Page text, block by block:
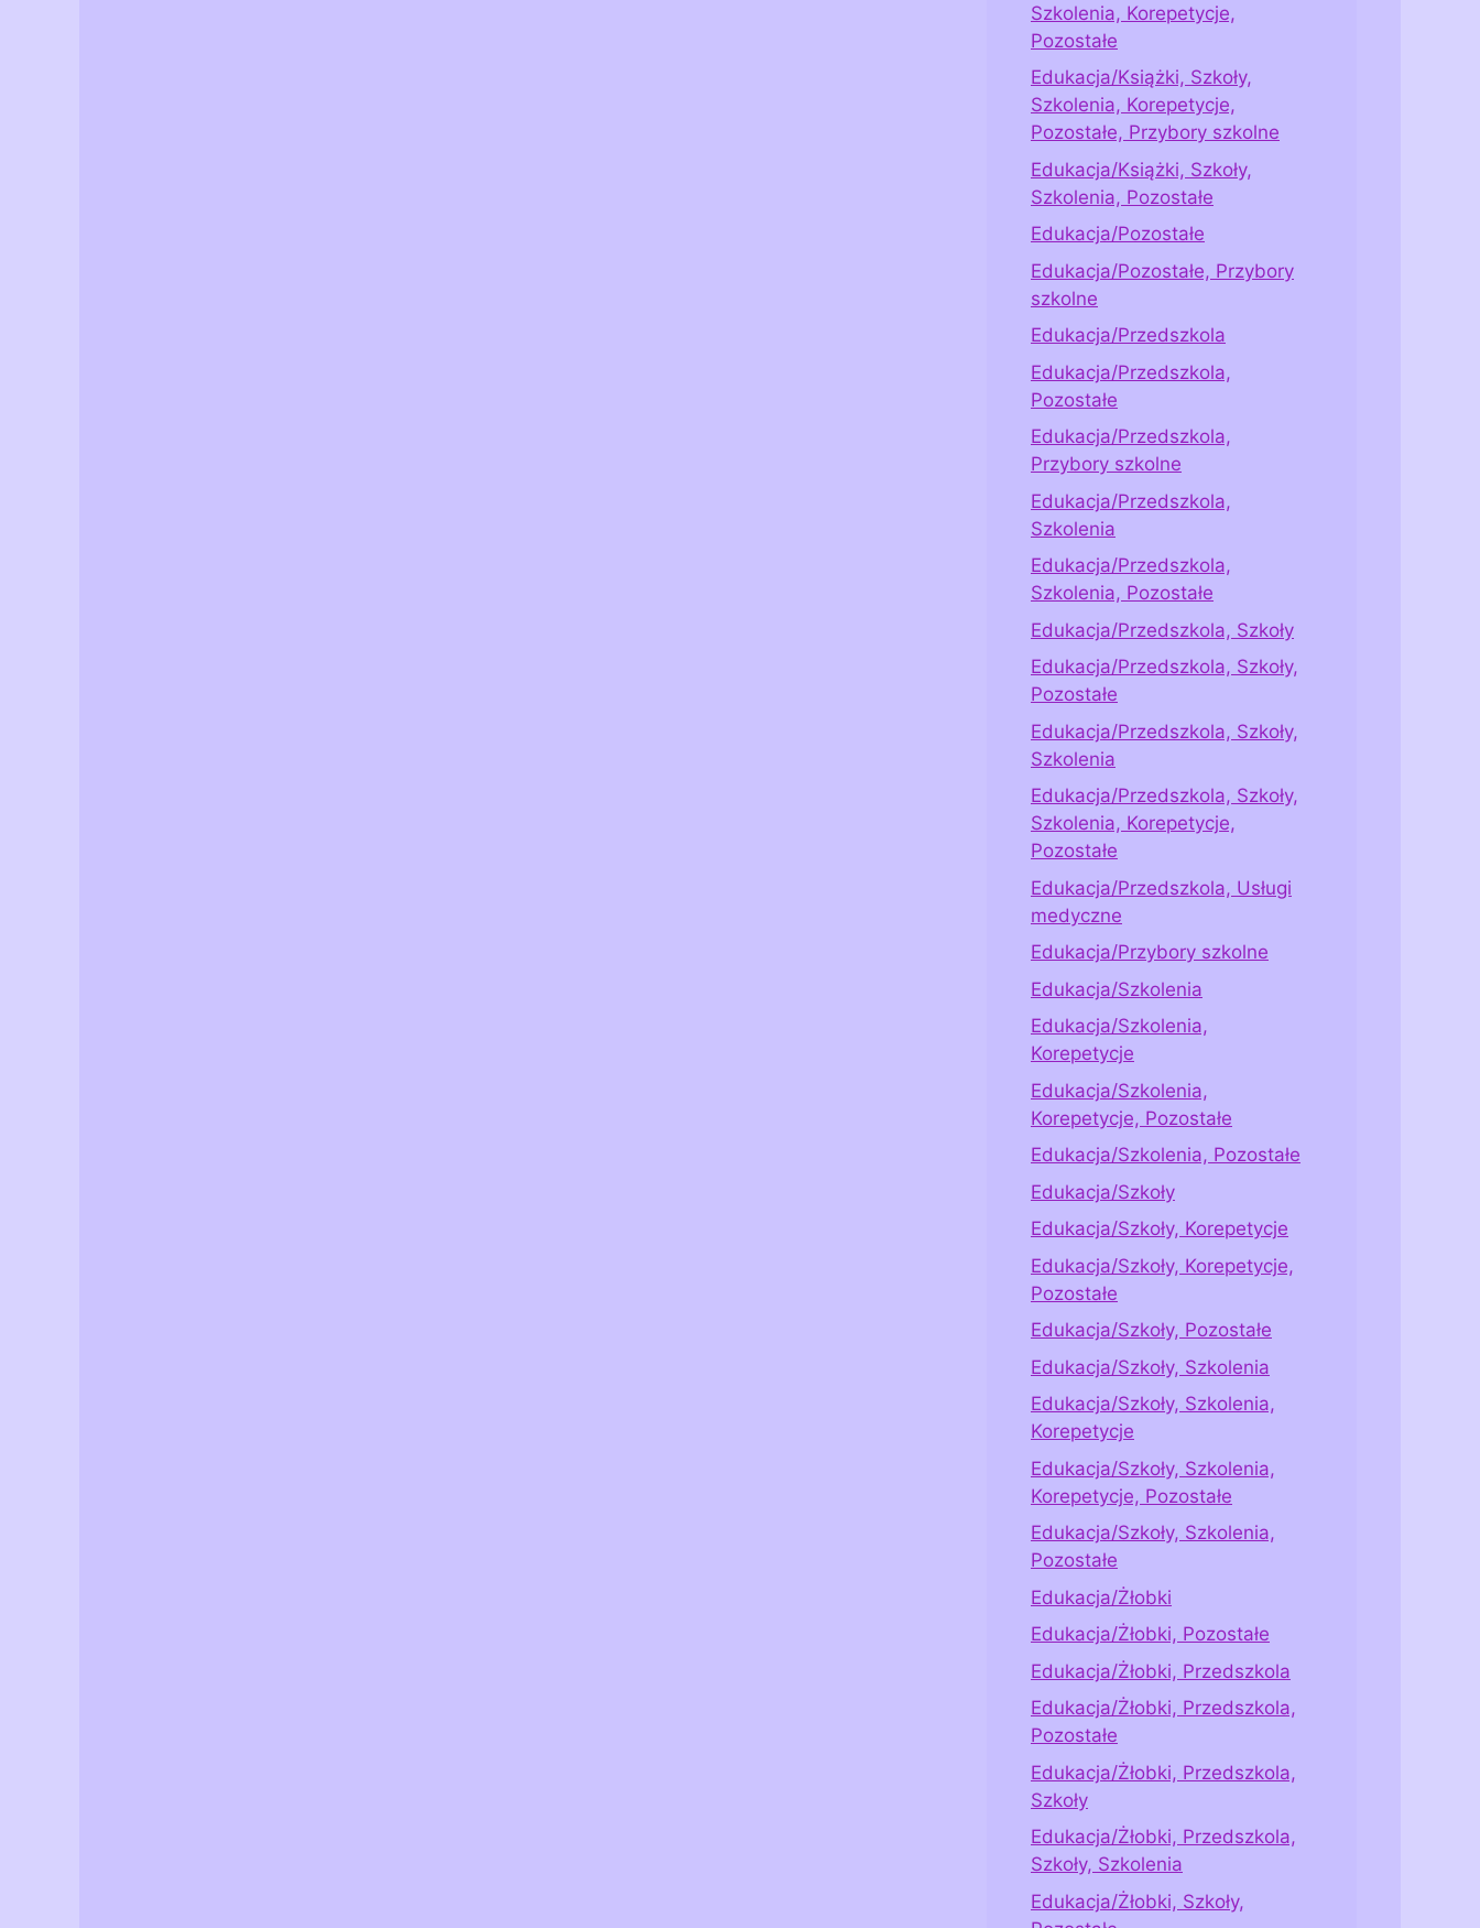
Szkolenia, Korepetycje,
Pozostałe
Edukacja/Książki, Szkoły,
Szkolenia, Korepetycje,
Pozostałe, Przybory szkolne
Edukacja/Książki, Szkoły,
Szkolenia, Pozostałe
Edukacja/Pozostałe
Edukacja/Pozostałe, Przybory
szkolne
Edukacja/Przedszkola
Edukacja/Przedszkola,
Pozostałe
Edukacja/Przedszkola,
Przybory szkolne
Edukacja/Przedszkola,
Szkolenia
Edukacja/Przedszkola,
Szkolenia, Pozostałe
Edukacja/Przedszkola, Szkoły
Edukacja/Przedszkola, Szkoły,
Pozostałe
Edukacja/Przedszkola, Szkoły,
Szkolenia
Edukacja/Przedszkola, Szkoły,
Szkolenia, Korepetycje,
Pozostałe
Edukacja/Przedszkola, Usługi
medyczne
Edukacja/Przybory szkolne
Edukacja/Szkolenia
Edukacja/Szkolenia,
Korepetycje
Edukacja/Szkolenia,
Korepetycje, Pozostałe
Edukacja/Szkolenia, Pozostałe
Edukacja/Szkoły
Edukacja/Szkoły, Korepetycje
Edukacja/Szkoły, Korepetycje,
Pozostałe
Edukacja/Szkoły, Pozostałe
Edukacja/Szkoły, Szkolenia
Edukacja/Szkoły, Szkolenia,
Korepetycje
Edukacja/Szkoły, Szkolenia,
Korepetycje, Pozostałe
Edukacja/Szkoły, Szkolenia,
Pozostałe
Edukacja/Żłobki
Edukacja/Żłobki, Pozostałe
Edukacja/Żłobki, Przedszkola
Edukacja/Żłobki, Przedszkola,
Pozostałe
Edukacja/Żłobki, Przedszkola,
Szkoły
Edukacja/Żłobki, Przedszkola,
Szkoły, Szkolenia
Edukacja/Żłobki, Szkoły,